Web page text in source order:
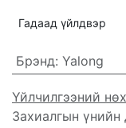
Гадаад үйлдвэр
Брэнд: Yalong
Үйлчилгээний
Захиалгын